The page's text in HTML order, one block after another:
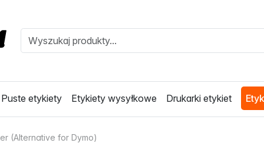
Puste etykiety Etykiety wysyłkowe Drukarki etykiet
(Alternative for Dymo)